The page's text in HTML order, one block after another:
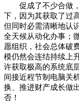
促成了不少合做，
下，因为其获取了过
但同时必需清晰地认
全天候从动化办事；
愿组织，社会总体破
模仍然会连结持续上
许获取极高的系统底
间接近程节制电脑关
换、推进财产成长做
否！